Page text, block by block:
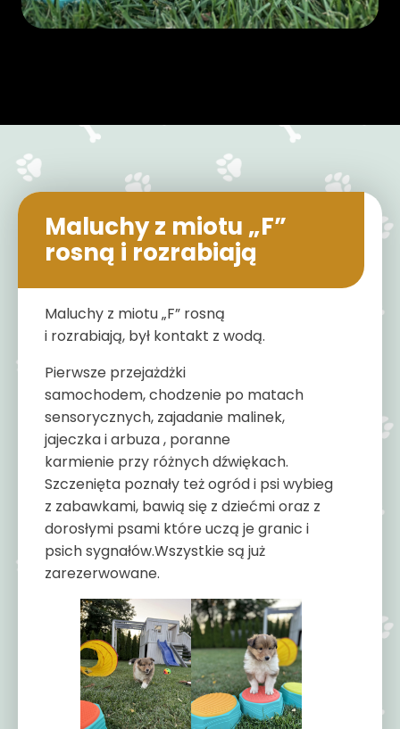
Maluchy z miotu „F”
rosną i rozrabiają
Maluchy z miotu „F” rosną
i rozrabiają, był kontakt z wodą.
Pierwsze przejażdżki
samochodem, chodzenie po matach
sensorycznych, zajadanie malinek,
jajeczka i arbuza , poranne
karmienie przy różnych dźwiękach.
Szczenięta poznały też ogród i psi wybieg
z zabawkami, bawią się z dziećmi oraz z
dorosłymi psami które uczą je granic i
psich sygnałów.Wszystkie są już
zarezerwowane.